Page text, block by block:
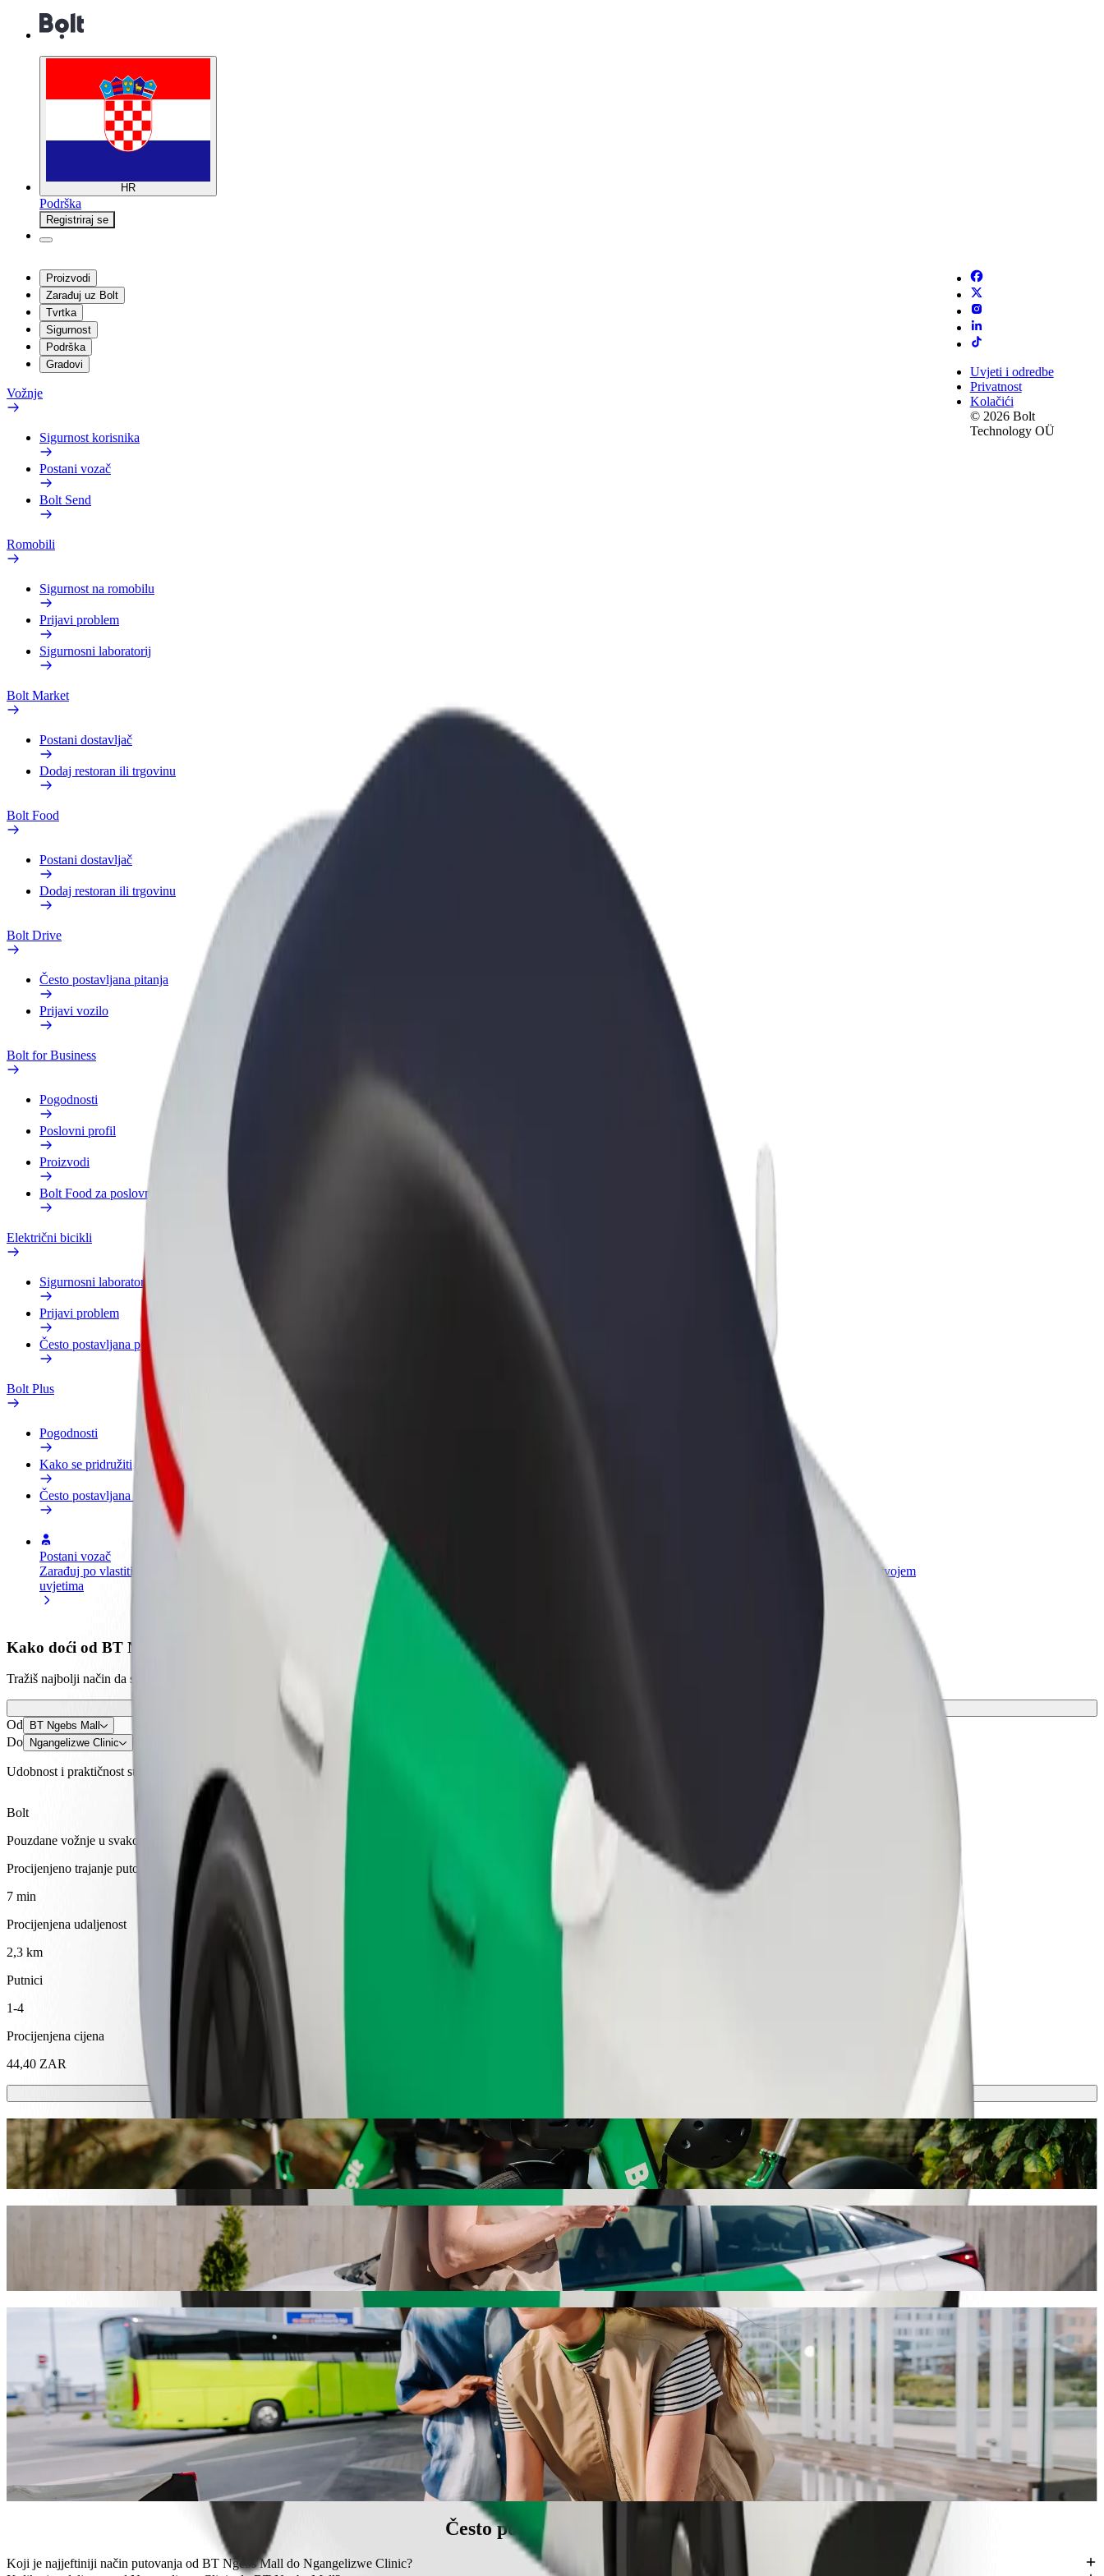
HR
Podrška
Registriraj se
Proizvodi
Zarađuj uz Bolt
Tvrtka
Sigurnost
Podrška
Gradovi
Vožnje
Sigurnost korisnika
Postani vozač
Bolt Send
Romobili
Sigurnost na romobilu
Prijavi problem
Sigurnosni laboratorij
Bolt Market
Postani dostavljač
Dodaj restoran ili trgovinu
Bolt Food
Postani dostavljač
Dodaj restoran ili trgovinu
Bolt Drive
Često postavljana pitanja
Prijavi vozilo
Bolt for Business
Pogodnosti
Poslovni profil
Proizvodi
Bolt Food za poslovne korisnike
Električni bicikli
Sigurnosni laboratorij
Prijavi problem
Često postavljana pitanja
Bolt Plus
Pogodnosti
Kako se pridružiti
Često postavljana pitanja
Postani vozač
Zarađuj po vlastitim
uvjetima
Dodaj restoran ili trgovinu
Dosegni više kupaca i povećaj
zaradu
Bolt proizvodi i usluge prilagođeni tvojem
Uvjeti i odredbe
Privatnost
Kolačići
© 2026 Bolt
Technology OÜ
Kako doći od BT Ngebs Mall do Ngangelizwe Clinic
Tražiš najbolji način da stigneš od BT Ngebs Mall do Ngangelizwe Clinic? Istraži naše usluge i pronađi savršenu za svoje putovanje.
Preuzmi aplikaciju
Od BT Ngebs Mall
Do Ngangelizwe Clinic
Udobnost i praktičnost su nadohvat ruke!
Bolt
Pouzdane vožnje u svakodnevnim automobilima srednje veličine.
Procijenjeno trajanje putovanja
7 min
Procijenjena udaljenost
2,3 km
Putnici
1-4
Procijenjena cijena
44,40 ZAR
Romobili ili e-bicikli
Kreći se po Umtata sa skuterima ili e-biciklima
Preuzmi aplikaciju Bolt
Dođi od BT Ngebs Mall do Ngangelizwe Clinic s Bolt vožnjom na zahtjev
Preporučujemo da odabereš Bolt vožnju na zahtjev ako tražiš najbolju cijenu za dolazak do Ngangelizwe Clinic. Korištenjem Bolta, ovo putovanje će trajati oko 7 min i koštati otprilike 40,80 ZAR ZAR. Bez
obzira na priliku, pronaći ćemo savršeno vozilo za tebe.
Bolt usluge za dolazak od BT Ngebs Mall do Ngangelizwe Clinic
Puno prtljage? Rezerviraj naše XL kombije za do 6 osoba.
Želiš stići u stilu? Isprobaj Boltove premium automobile.
Putuješ s djecom? Naruči vožnju prilagođenu djeci s pomoćnom sjedalicom.
Tvoj ljubimac ide s tobom? Isprobaj naše vožnje prilagođene kućnim ljubimcima.
Trebaš dodatnu pomoć? Naša kategorija pomoći nudi vozila pristupačna osobama u invalidskim kolicima.
Povoljne vožnje? Uživaj u kompaktnim automobilima po nižoj cijeni uz Bolt.
Preuzmi aplikaciju Bolt
Često postavljana pitanja
Koji je najjeftiniji način putovanja od BT Ngebs Mall do Ngangelizwe Clinic?